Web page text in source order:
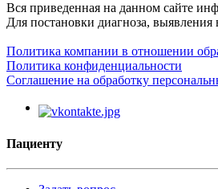
Вся приведенная на данном сайте
Для постановки диагноза,
Политика компании в отношении
Политика конфиденциальности
Соглашение на обработку
Пациенту